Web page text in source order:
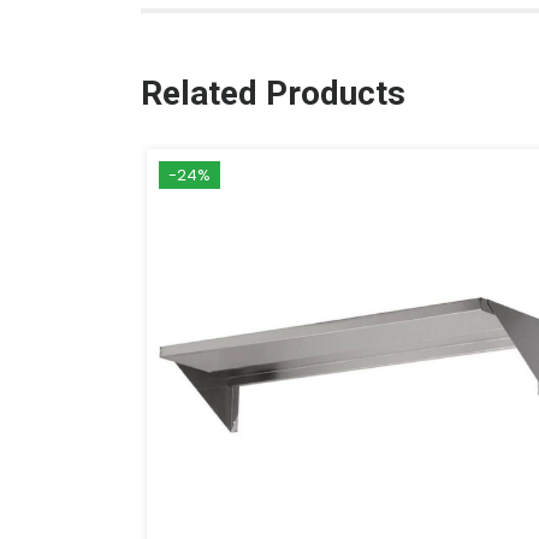
Related Products
-24%